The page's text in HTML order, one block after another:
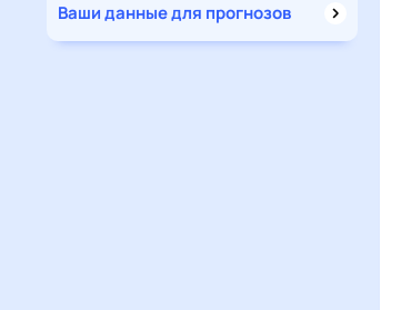
Ваши данные для прогнозов